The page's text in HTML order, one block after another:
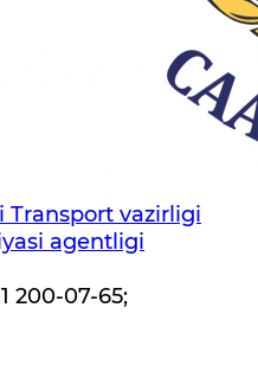
Transport vazirligi
agentligi
200-07-65;